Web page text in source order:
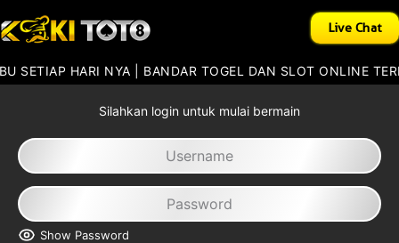
Live Chat
HARI NYA | BANDAR TOGEL DAN SLOT ONLINE
Silahkan login untuk mulai bermain
Show Password